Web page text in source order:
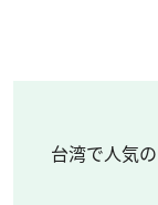
台湾で人気